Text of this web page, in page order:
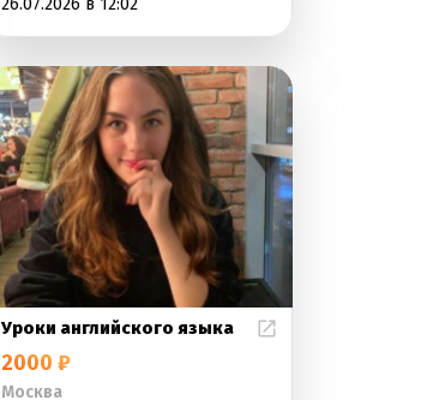
26.07.2026 в 12:02
Уроки английского языка
2000 ₽
Москва